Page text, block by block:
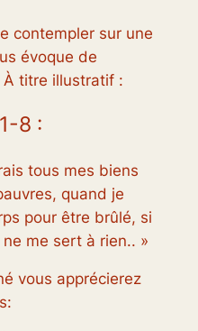
contempler sur une
évoque de
À titre illustratif :
8 :
tous mes biens
quand je
pour être brûlé, si
ne me sert à rien.. »
vous apprécierez